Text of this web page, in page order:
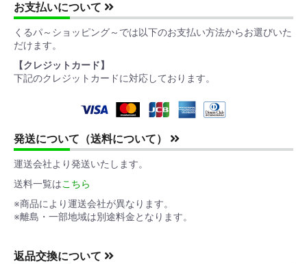
お支払いについて
くるパ～ショッピング～では以下のお支払い方法からお選びいた
だけます。
【クレジットカード】
下記のクレジットカードに対応しております。
発送について（送料について）
運送会社より発送いたします。
送料一覧はこちら
※商品により運送会社が異なります。
※離島・一部地域は別途料金となります。
返品交換について